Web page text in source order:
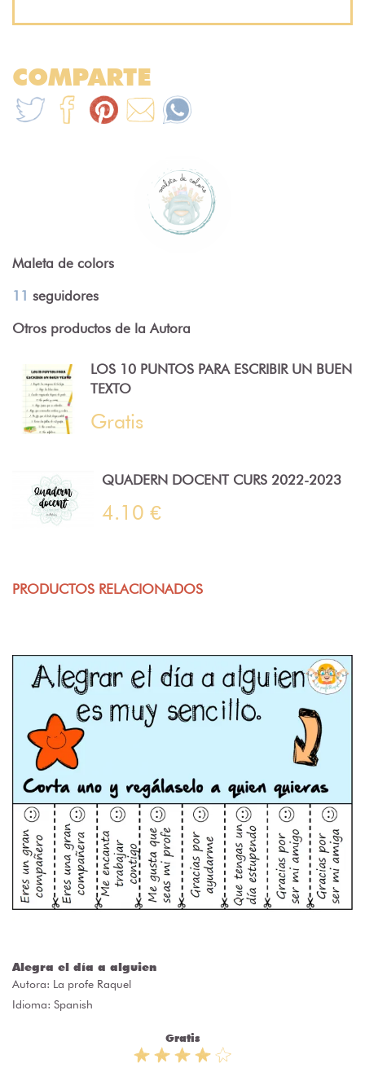
COMPARTE
Maleta de colors
11 seguidores
Otros productos de la Autora
LOS 10 PUNTOS PARA ESCRIBIR UN BUEN
TEXTO
Gratis
QUADERN DOCENT CURS 2022-2023
4.10 €
PRODUCTOS RELACIONADOS
Alegra el día a alguien
Autora: La profe Raquel
Idioma: Spanish
Gratis